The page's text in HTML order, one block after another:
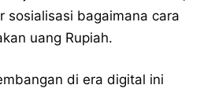
sosialisasi bagaimana cara
uang Rupiah.
di era digital ini